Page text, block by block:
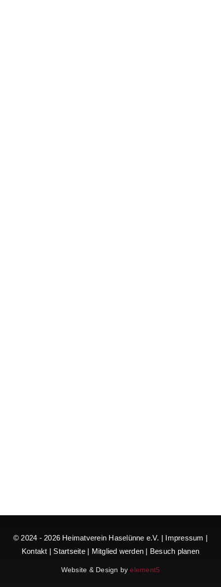
© 2024 - 2026 Heimatverein Haselünne e.V. | Impressum |
Kontakt | Startseite| Mitglied werden | Besuch planen
Website & Design byelement5